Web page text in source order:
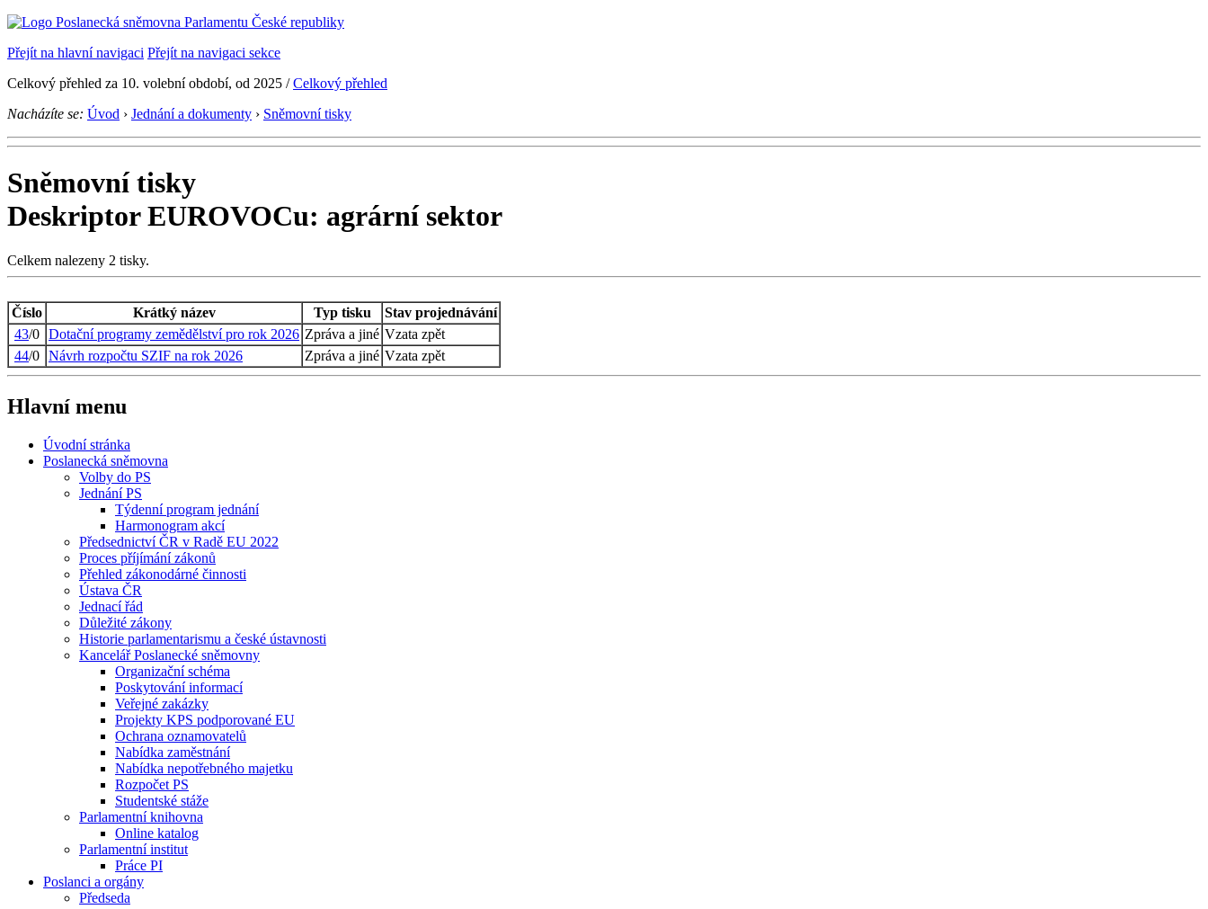
Přejít na hlavní navigaci Přejít na navigaci sekce
Celkový přehled za 10. volební období, od 2025 /Celkový přehled
Nacházíte se: Úvod › Jednání a dokumenty › Sněmovní tisky
Sněmovní tisky
Deskriptor EUROVOCu: agrární sektor
Celkem nalezeny 2 tisky.
Číslo Krátký název Typ tisku
Stav projednávání
43/0 Dotační programy zemědělství pro rok 2026 Zpráva a jiné Vzata zpět
44/0 Návrh rozpočtu SZIF na rok 2026 Zpráva a jiné Vzata zpět
Hlavní menu
Úvodní stránka
Poslanecká sněmovna
Volby do PS
Jednání PS
Týdenní program jednání
Harmonogram akcí
Předsednictví ČR v Radě EU 2022
Proces příjímání zákonů
Přehled zákonodárné činnosti
Ústava ČR
Jednací řád
Důležité zákony
Historie parlamentarismu a české ústavnosti
Kancelář Poslanecké sněmovny
Organizační schéma
Poskytování informací
Veřejné zakázky
Projekty KPS podporované EU
Ochrana oznamovatelů
Nabídka zaměstnání
Nabídka nepotřebného majetku
Rozpočet PS
Studentské stáže
Parlamentní knihovna
Online katalog
Parlamentní institut
Práce PI
Poslanci a orgány
Předseda